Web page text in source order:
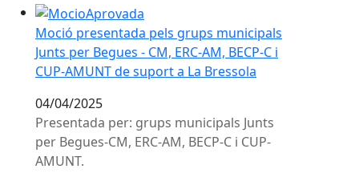
Moció presentada pels grups municipals Junts per
Moció presentada pels grups municipals
Junts per Begues - CM, ERC-AM, BECP-C i
CUP-AMUNT de suport a La Bressola
04/04/2025
Presentada per: grups municipals Junts
per Begues-CM, ERC-AM, BECP-C i CUP-
AMUNT.